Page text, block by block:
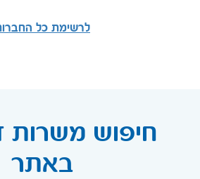
לרשימת כל
חיפוש משרות
באתר